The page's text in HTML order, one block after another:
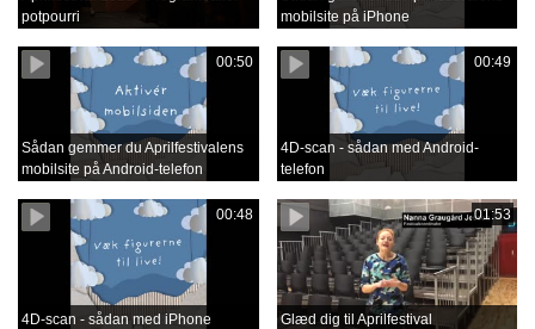
potpourri
mobilsite på iPhone
00:50
Sådan gemmer du Aprilfestivalens
mobilsite på Android-telefon
00:49
4D-scan - sådan med Android-
telefon
00:48
4D-scan - sådan med iPhone
01:53
Glæd dig til Aprilfestival